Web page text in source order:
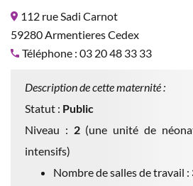
112 rue Sadi Carnot
59280 Armentieres Cedex
Téléphone : 03 20 48 33 33
Description de cette maternité :
Statut : Public
Niveau : 2(une unité de
intensifs)
Nombre de salles de travail :